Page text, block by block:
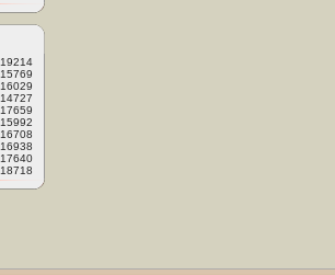
19214
15769
16029
14727
17659
15992
16708
16938
17640
18718